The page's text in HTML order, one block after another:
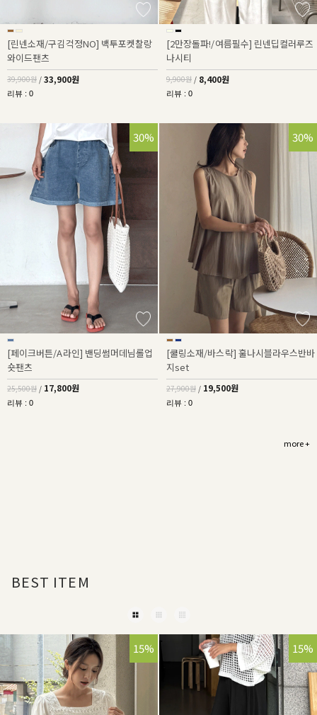
[린넨소재/구김걱정NO] 백투포켓찰랑
와이드팬츠
39,900원 / 33,900원
리뷰 : 0
[2만장돌파!/여름필수] 린넨딥컬러루즈
나시티
9,900원 / 8,400원
리뷰 : 0
30%
[페이크버튼/A라인] 밴딩썸머데님롤업
숏팬츠
25,500원 / 17,800원
리뷰 : 0
30%
[쿨링소재/바스락] 훌나시블라우스반바
지set
27,900원 / 19,500원
리뷰 : 0
more +
BEST ITEM
30%
15% 15%